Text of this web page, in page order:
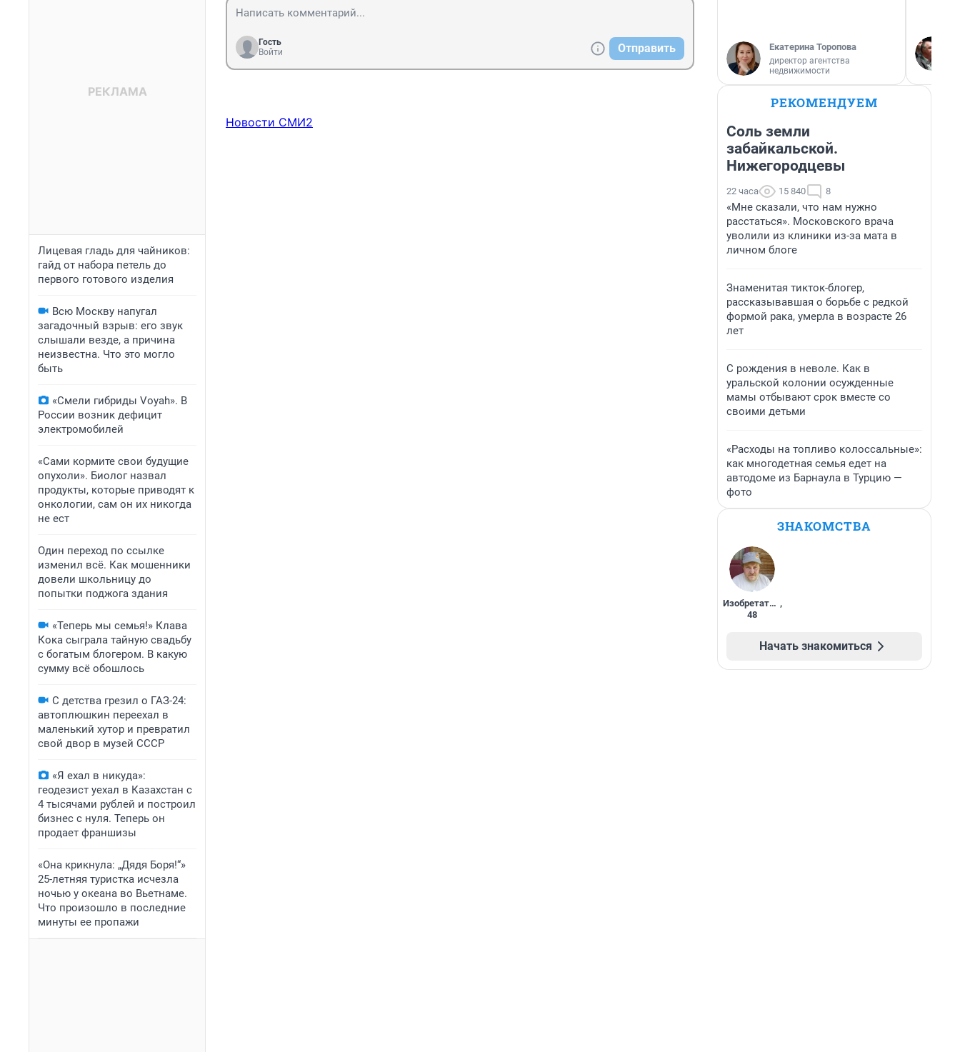
Лицевая гладь для чайников:
гайд от набора петель до
первого готового изделия
Всю Москву напугал
загадочный взрыв: его звук
слышали везде, а причина
неизвестна. Что это могло
быть
«Смели гибриды Voyah». В
России возник дефицит
электромобилей
«Сами кормите свои будущие
опухоли». Биолог назвал
продукты, которые приводят к
онкологии, сам он их никогда
не ест
Один переход по ссылке
изменил всё. Как мошенники
довели школьницу до
попытки поджога здания
«Теперь мы семья!» Клава
Кока сыграла тайную свадьбу
с богатым блогером. В какую
сумму всё обошлось
С детства грезил о ГАЗ-24:
автоплюшкин переехал в
маленький хутор и превратил
свой двор в музей СССР
«Я ехал в никуда»:
геодезист уехал в Казахстан с
4 тысячами рублей и построил
бизнес с нуля. Теперь он
продает франшизы
«Она крикнула: „Дядя Боря!“»
25-летняя туристка исчезла
ночью у океана во Вьетнаме.
Что произошло в последние
минуты ее пропажи
Гость
Войти
Отправить
Новости СМИ2
Екатерина Торопова
директор агентства
недвижимости
РЕКОМЕНДУЕМ
Соль земли
забайкальской.
Нижегородцевы
22 часа 15 840 8
«Мне сказали, что нам нужно
расстаться». Московского врача
уволили из клиники из-за мата в
личном блоге
Знаменитая тикток-блогер,
рассказывавшая о борьбе с редкой
формой рака, умерла в возрасте 26
лет
С рождения в неволе. Как в
уральской колонии осужденные
мамы отбывают срок вместе со
своими детьми
«Расходы на топливо колоссальные»:
как многодетная семья едет на
автодоме из Барнаула в Турцию —
фото
ЗНАКОМСТВА
Изобретатель ,
48
Начать знакомиться